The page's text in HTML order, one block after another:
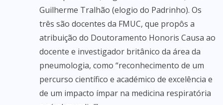
Guilherme Tralhão (elogio do Padrinho). Os
três são docentes da FMUC, que propôs a
atribuição do Doutoramento Honoris Causa ao
docente e investigador britânico da área da
pneumologia, como “reconhecimento de um
percurso científico e académico de excelência e
de um impacto ímpar na medicina respiratória